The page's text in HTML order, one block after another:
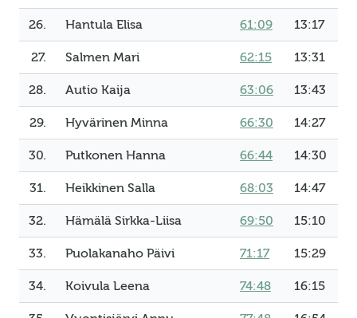
26. Hantula Elisa 61:09 13:17
27. Salmen Mari 62:15 13:31
28. Autio Kaija 63:06 13:43
29. Hyvärinen Minna 66:30 14:27
30. Putkonen Hanna 66:44 14:30
31. Heikkinen Salla 68:03 14:47
32. Hämälä Sirkka-Liisa 69:50 15:10
33. Puolakanaho Päivi 71:17 15:29
34. Koivula Leena 74:48 16:15